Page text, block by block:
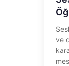
ve